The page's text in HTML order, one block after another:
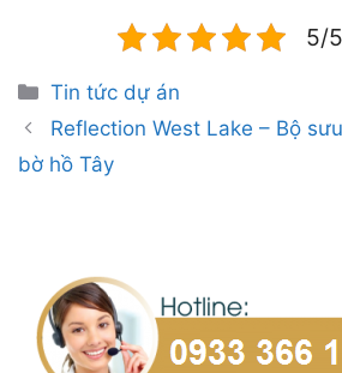
5/
Danh
mục
Tin tức dự án
Reflection West Lake – Bộ
bờ hồ Tây